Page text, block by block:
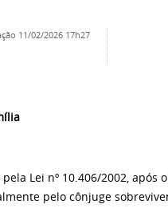
11/02/2026 17h27
Lei nº 10.406/2002, após
pelo cônjuge